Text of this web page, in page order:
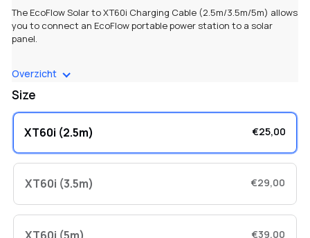
The EcoFlow Solar to XT60i Charging Cable (2.5m/3.5m/5m) allows
you to connect an EcoFlow portable power station to a solar
panel.
Works best with
Cable type- Solar to XT60i Charging Cable
Length- 2.5m/3.5m/5m
Package includes
- 2.5m/3.5m/5m EcoFlow Solar to XT60i
Overzicht
Size
XT60i (2.5m) €25,00
XT60i (3.5m) €29,00
€39,00